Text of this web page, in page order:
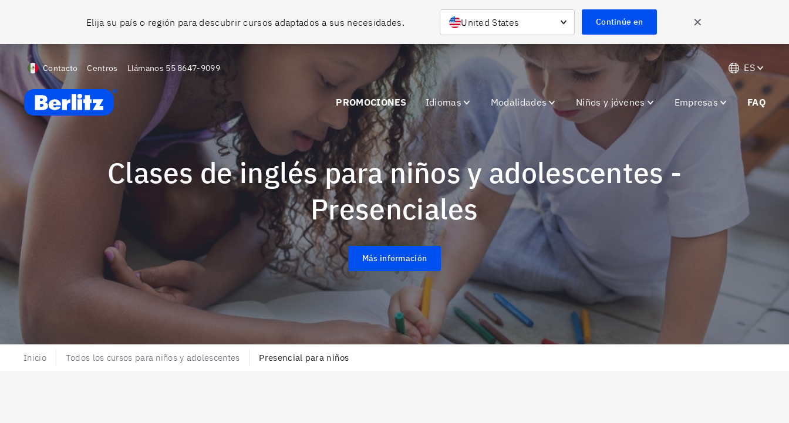
Elija su país o región para descubrir cursos adaptados a sus necesidades. United States Continúe en ✕
Contacto Centros Llámanos 55 8647-9099 ES
Berlitz MX
PROMOCIONES Idiomas Modalidades Niños y jóvenes Empresas FAQ
Clases de inglés para niños y adolescentes -
Presenciales
Más información
Inicio Todos los cursos para niños y adolescentes Presencial para niños